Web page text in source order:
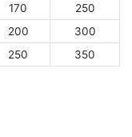
170
250
200
300
250 350